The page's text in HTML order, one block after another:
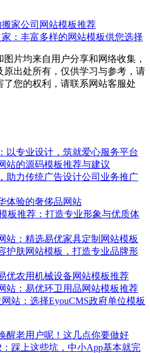
搬家公司网站模板推荐
家：丰富多样的网站模板供您选择
片均来自用户分享和网络收集，
出处所有，仅供学习与参考，请
您的权利，请联系网站客服处
以专业设计，筑就爱心服务平台
站的源码模板推荐与建议
助力传统广告设计公司业务推广
体验的奢侈品网站
板推荐：打造专业形象与优质体
站：精选易优家具定制网站模板
护肤网站模板，打造专业品牌形
优农用机械设备网站模板推荐
站：易优环卫用品网站模板推荐
站：选择EyouCMS政府单位模板
醒老用户呢！这几点你要做好
踩上这些坑，中小App基本就完